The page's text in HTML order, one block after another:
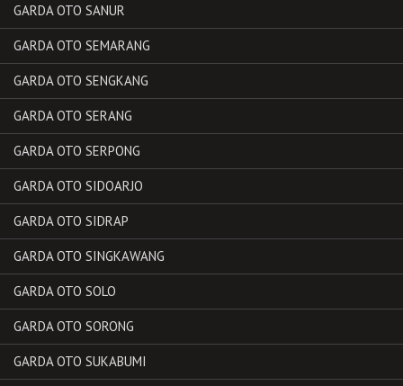
GARDA OTO SANUR
GARDA OTO SEMARANG
GARDA OTO SENGKANG
GARDA OTO SERANG
GARDA OTO SERPONG
GARDA OTO SIDOARJO
GARDA OTO SIDRAP
GARDA OTO SINGKAWANG
GARDA OTO SOLO
GARDA OTO SORONG
GARDA OTO SUKABUMI